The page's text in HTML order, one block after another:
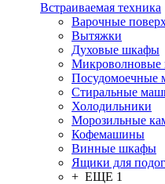
Встраиваемая техника
Варочные
Вытяжки
Духовые шкафы
Микроволновые
Посудомоечные
Стиральные
Холодильники
Морозильные
Кофемашины
Винные шкафы
Ящики для
+ ЕЩЕ 1